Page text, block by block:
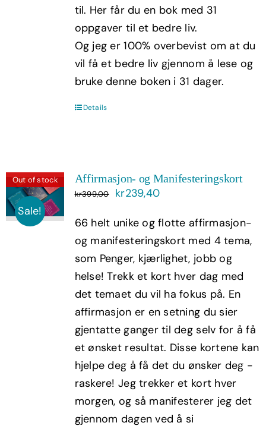
til. Her får du en bok med 31
oppgaver til et bedre liv.
Og jeg er 100% overbevist om at du
vil få et bedre liv gjennom å lese og
bruke denne boken i 31 dager.
Details
Out of stock
Sale!
Affirmasjon- og Manifesteringskort
kr399,00
Opprinnelig
var:
kr399,00.
kr239,40Nåværende
er:
kr239,40.
66 helt unike og flotte affirmasjon-
og manifesteringskort med 4 tema,
som Penger, kjærlighet, jobb og
helse! Trekk et kort hver dag med
det temaet du vil ha fokus på. En
affirmasjon er en setning du sier
gjentatte ganger til deg selv for å få
et ønsket resultat. Disse kortene kan
hjelpe deg å få det du ønsker deg -
raskere! Jeg trekker et kort hver
morgen, og så manifesterer jeg det
gjennom dagen ved å si